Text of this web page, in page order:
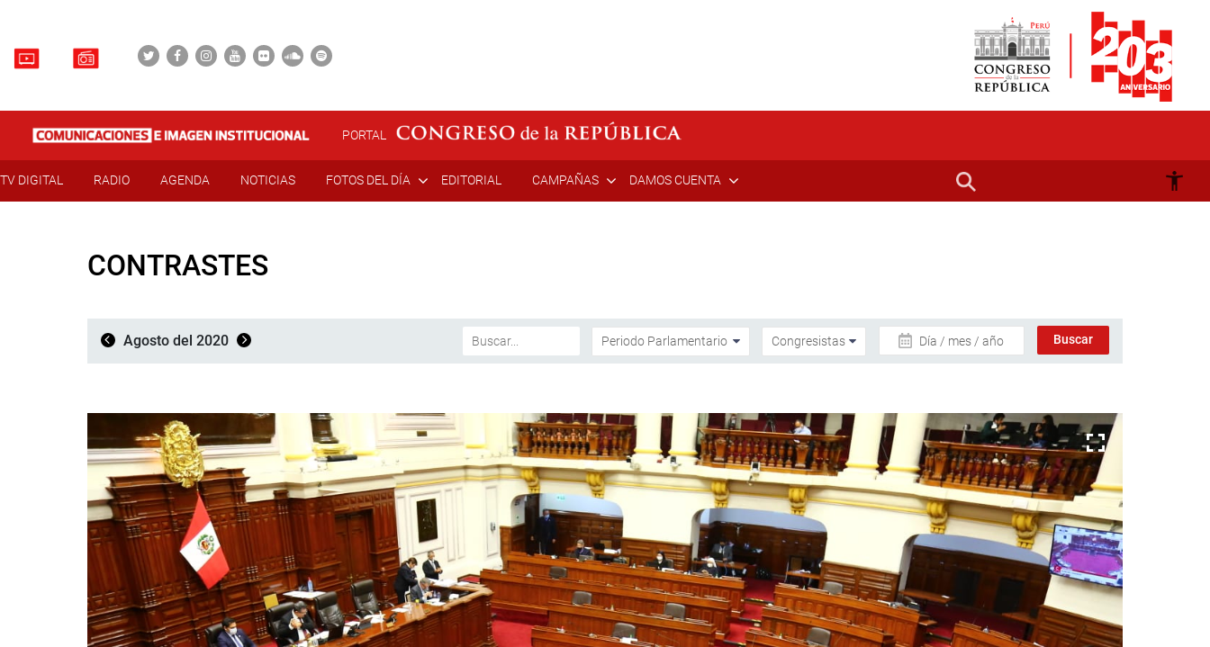
PORTAL
TV DIGITAL RADIO AGENDA NOTICIAS FOTOS DEL DÍA EDITORIAL CAMPAÑAS DAMOS CUENTA
CONTRASTES
Agosto del 2020 Día / mes / año